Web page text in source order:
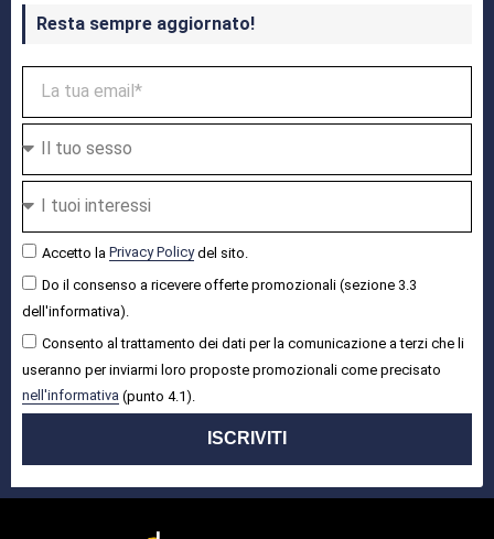
Resta sempre aggiornato!
Accetto la Privacy Policydel sito.
Do il consenso a ricevere offerte promozionali (sezione 3.3
dell'informativa).
Consento al trattamento dei dati per la comunicazione a terzi che li
useranno per inviarmi loro proposte promozionali come precisato
nell'informativa (punto 4.1).
ISCRIVITI